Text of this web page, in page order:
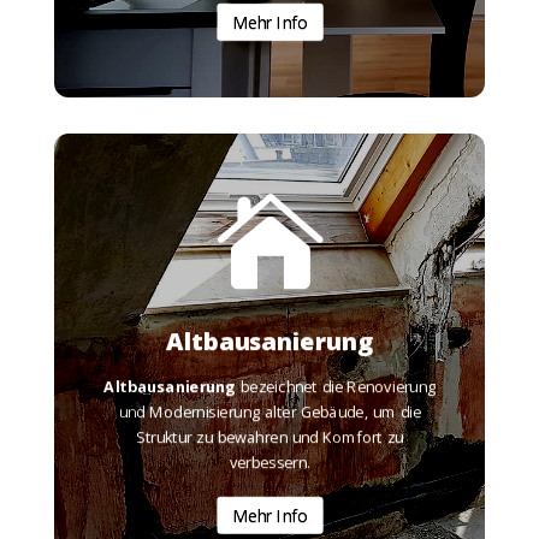
Mehr Info

Altbausanierung
Altbausanierungbezeichnet die Renovierung
und Modernisierung alter Gebäude, um die
Struktur zu bewahren und Komfort zu
verbessern.
Mehr Info

Altbausanierung
Altbausanierungbezeichnet die Renovierung
und Modernisierung alter Gebäude, um die
Struktur zu bewahren und Komfort zu
verbessern.
Mehr Info